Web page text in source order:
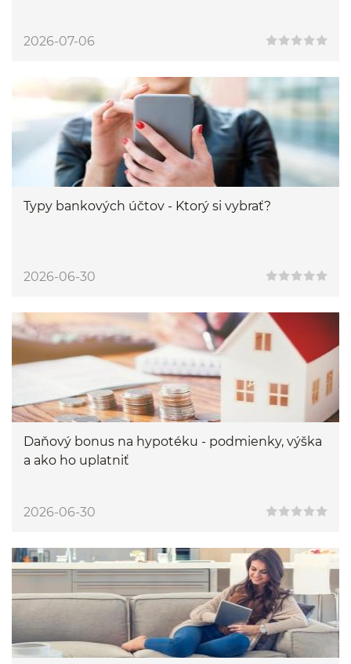
2026-07-06
Typy bankových účtov - Ktorý si vybrať?
2026-06-30
Daňový bonus na hypotéku - podmienky, výška
a ako ho uplatniť
2026-06-30